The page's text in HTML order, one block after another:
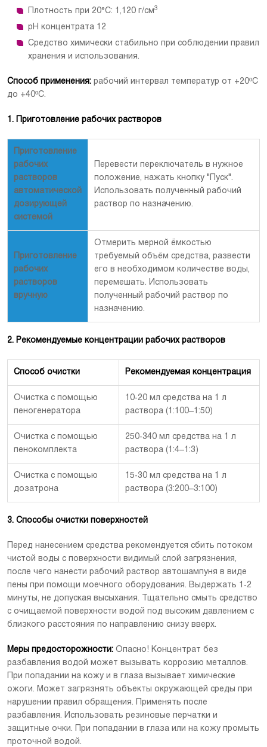
Плотность при 20°С: 1,120 г/см 3
рН концентрата 12
Средство химически стабильно при соблюдении правил
хранения и использования.
Способ применения: рабочий интервал температур от +20ºС
до +40ºС.
1. Приготовление рабочих растворов
Приготовление
рабочих
растворов
автоматической
дозирующей
системой
Перевести переключатель в нужное
положение, нажать кнопку "Пуск".
Использовать полученный рабочий
раствор по назначению.
Приготовление
рабочих
растворов
вручную
Отмерить мерной ёмкостью
требуемый объём средства, развести
его в необходимом количестве воды,
перемешать. Использовать
полученный рабочий раствор по
назначению.
2. Рекомендуемые концентрации рабочих растворов
Способ очистки Рекомендуемая концентрация
Очистка с помощью
пеногенератора
10-20 мл средства на 1 л
раствора (1:100–1:50)
Очистка с помощью
пенокомплекта
250-340 мл средства на 1 л
раствора (1:4–1:3)
Очистка с помощью
дозатрона
15-30 мл средства на 1 л
раствора (3:200–3:100)
3. Способы очистки поверхностей
Перед нанесением средства рекомендуется сбить потоком
чистой воды с поверхности видимый слой загрязнения,
после чего нанести рабочий раствор автошампуня в виде
пены при помощи моечного оборудования. Выдержать 1-2
минуты, не допуская высыхания. Тщательно смыть средство
с очищаемой поверхности водой под высоким давлением с
близкого расстояния по направлению снизу вверх.
Меры предосторожности: Опасно! Концентрат без
разбавления водой может вызывать коррозию металлов.
При попадании на кожу и в глаза вызывает химические
ожоги. Может загрязнять объекты окружающей среды при
нарушении правил обращения. Применять после
разбавления. Использовать резиновые перчатки и
защитные очки. При попадании в глаза или на кожу промыть
проточной водой.